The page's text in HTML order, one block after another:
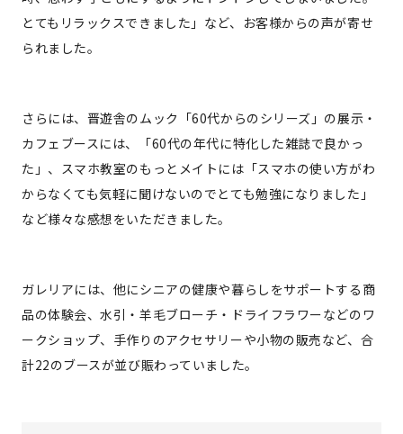
とてもリラックスできました」など、お客様からの声が寄せ
られました。
さらには、晋遊舎のムック「60代からのシリーズ」の展示・
カフェブースには、「60代の年代に特化した雑誌で良かっ
た」、スマホ教室のもっとメイトには「スマホの使い方がわ
からなくても気軽に聞けないのでとても勉強になりました」
など様々な感想をいただきました。
ガレリアには、他にシニアの健康や暮らしをサポートする商
品の体験会、水引・羊毛ブローチ・ドライフラワーなどのワ
ークショップ、手作りのアクセサリーや小物の販売など、合
計22のブースが並び賑わっていました。